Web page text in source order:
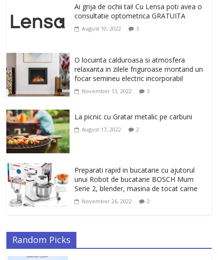
un corp sanatos si armonios dezvoltat,
cu Flexor Fitness-dispozitiv pentru
Un ten regenerat, fara riduri. Crema
antirid Ivatherm pentru o piele neteda si
elastica.
February 6, 2026 0
Ai grija de ochii tai! Cu Lensa poti avea o
consultatie optometrica GRATUITA
August 10, 2022 3
O locuinta calduroasa si atmosfera
relaxanta in zilele friguroase montand un
focar semineu electric incorporabil
November 13, 2022 3
La picnic cu Gratar metalic pe carbuni
August 17, 2022 2
Preparati rapid in bucatarie cu ajutorul
unui Robot de bucatarie BOSCH Mum
Serie 2, blender, masina de tocat carne
November 26, 2022 2
Random Picks